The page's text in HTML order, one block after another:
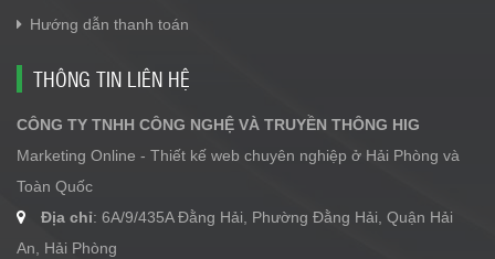
Hướng dẫn thanh toán
THÔNG TIN LIÊN HỆ
CÔNG TY TNHH CÔNG NGHỆ VÀ TRUYỀN THÔNG HIG
Marketing Online - Thiết kế web chuyên nghiệp ở Hải Phòng và
Toàn Quốc
Địa chỉ: 6A/9/435A Đằng Hải, Phường Đằng Hải, Quận Hải
An, Hải Phòng